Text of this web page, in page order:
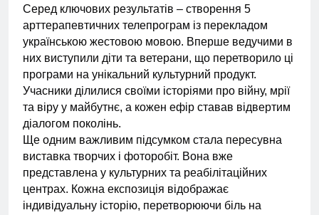
Серед ключових результатів – створення 5
арттерапевтичних телепрограм із перекладом
українською жестовою мовою. Вперше ведучими в
них виступили діти та ветерани, що перетворило ці
програми на унікальний культурний продукт.
Учасники ділилися своїми історіями про війну, мрії
та віру у майбутнє, а кожен ефір ставав відвертим
діалогом поколінь.
Ще одним важливим підсумком стала пересувна
виставка творчих і фоторобіт. Вона вже
представлена у культурних та реабілітаційних
центрах. Кожна експозиція відображає
індивідуальну історію, перетворюючи біль на